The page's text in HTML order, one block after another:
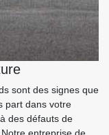
sont des signes que
part dans votre
des défauts de